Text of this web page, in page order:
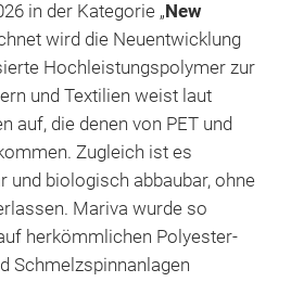
in der Kategorie „New
wird die Neuentwicklung
Hochleistungspolymer zur
und Textilien weist laut
auf, die denen von PET und
Zugleich ist es
und biologisch abbaubar, ohne
Mariva wurde so
herkömmlichen Polyester-
Schmelzspinnanlagen